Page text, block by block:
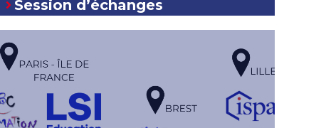
Session d’échanges